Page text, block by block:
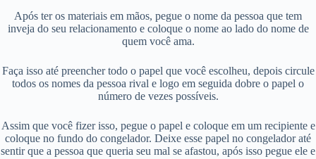
Após ter os materiais em mãos, pegue o nome da pessoa que tem
inveja do seu relacionamento e coloque o nome ao lado do nome de
quem você ama.
Faça isso até preencher todo o papel que você escolheu, depois circule
todos os nomes da pessoa rival e logo em seguida dobre o papel o
número de vezes possíveis.
Assim que você fizer isso, pegue o papel e coloque em um recipiente e
coloque no fundo do congelador. Deixe esse papel no congelador até
sentir que a pessoa que queria seu mal se afastou, após isso pegue ele e